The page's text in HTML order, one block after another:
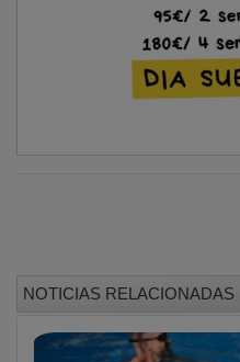
¿Quieres saber